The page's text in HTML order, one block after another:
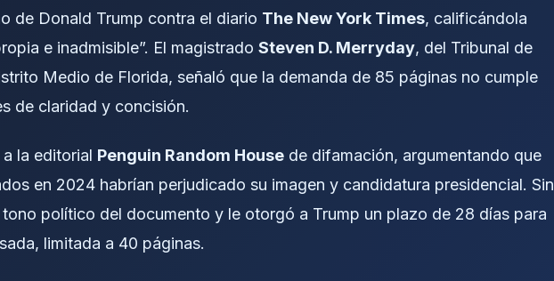
de Donald Trump contra el diario The New York Times, calificándola
e inadmisible”. El magistrado Steven D. Merryday, del Tribunal de
Medio de Florida, señaló que la demanda de 85 páginas no cumple
de claridad y concisión.
la editorial Penguin Random House de difamación, argumentando que
en 2024 habrían perjudicado su imagen y candidatura presidencial. Sin
político del documento y le otorgó a Trump un plazo de 28 días para
limitada a 40 páginas.